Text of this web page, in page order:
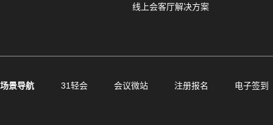
线上会客厅解决方案
场景导航 31轻会 会议微站 注册报名 电子签到